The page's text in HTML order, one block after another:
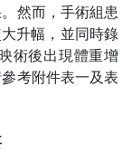
。然而，手術組患
升幅，並同時錄
術後出現體重增
考附件表一及表